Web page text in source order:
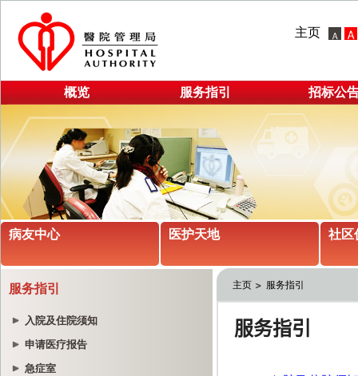
主页
概览 服务指引 招标公
病友中心 医护天地 社区
服务指引
入院及住院须知
申请医疗报告
急症室
主页 服务指引